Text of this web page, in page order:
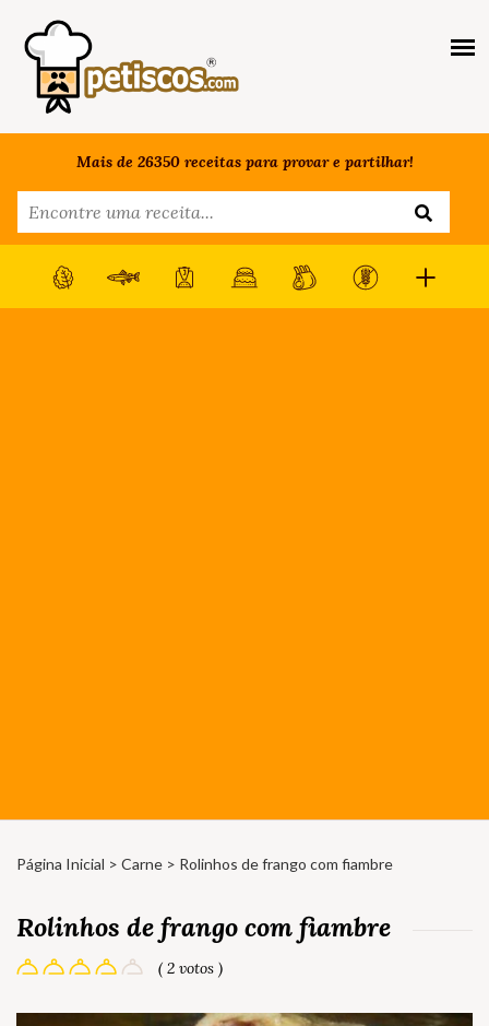
Mais de 26350 receitas para provar e partilhar!
Página Inicial > Carne > Rolinhos de frango com fiambre
Rolinhos de frango com fiambre
( 2 votos )